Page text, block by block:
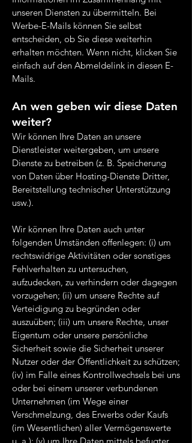
unseren Diensten zu übermitteln. Bei
Werbe-E-Mails können Sie selbst
entscheiden, ob Sie diese weiterhin
erhalten möchten. Wenn nicht, klicken Sie
einfach auf den Abmeldelink in diesen E-
Mails.
An wen geben wir diese Daten
weiter?
Wir können Ihre Daten an unsere
Dienstleister weitergeben, um unsere
Dienste zu betreiben (z. B. Speicherung
von Daten über Hosting-Dienste Dritter,
Bereitstellung technischer Unterstützung
usw.).
Wir können Ihre Daten auch unter
folgenden Umständen offenlegen: (i) um
rechtswidrige Aktivitäten oder sonstiges
Fehlverhalten zu untersuchen,
aufzudecken, zu verhindern oder dagegen
vorzugehen; (ii) um unsere Rechte auf
Verteidigung zu begründen oder
auszuüben; (iii) um unsere Rechte, unser
Eigentum oder unsere persönliche
Sicherheit sowie die Sicherheit unserer
Nutzer oder der Öffentlichkeit zu schützen;
(iv) im Falle eines Kontrollwechsels bei uns
oder bei einem unserer verbundenen
Unternehmen (im Wege einer
Verschmelzung, des Erwerbs oder Kaufs
(im Wesentlichen) aller Vermögenswerte